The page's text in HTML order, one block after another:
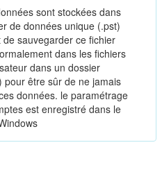
sont stockées dans
de données unique (.pst)
de sauvegarder ce fichier
dans les fichiers
dans un dossier
pour être sûr de ne jamais
données. le paramétrage
est enregistré dans le